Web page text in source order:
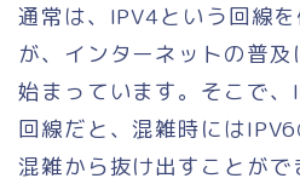
通常は、IPV4という回線
が、インターネットの普
始まっています。そこで
回線だと、混雑時には
混雑から抜け出すことがで